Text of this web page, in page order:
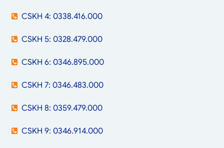
CSKH 4: 0338.416.000
CSKH 5: 0328.479.000
CSKH 6: 0346.895.000
CSKH 7: 0346.483.000
CSKH 8: 0359.479.000
CSKH 9: 0346.914.000